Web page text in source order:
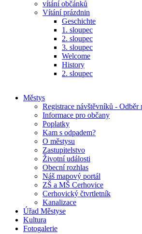
vítání občánků
Vítání prázdnin
Geschichte
1. sloupec
2. sloupec
3. sloupec
Welcome
History
2. sloupec
Městys
Registrace návštěvníků - Odběr
Informace pro občany
Poplatky
Kam s odpadem?
O městysu
Zastupitelstvo
Životní události
Obecní rozhlas
Náš mapový portál
ZŠ a MŠ Cerhovice
Cerhovický čtvrtletník
Kanalizace
Úřad Městyse
Kultura
Fotogalerie